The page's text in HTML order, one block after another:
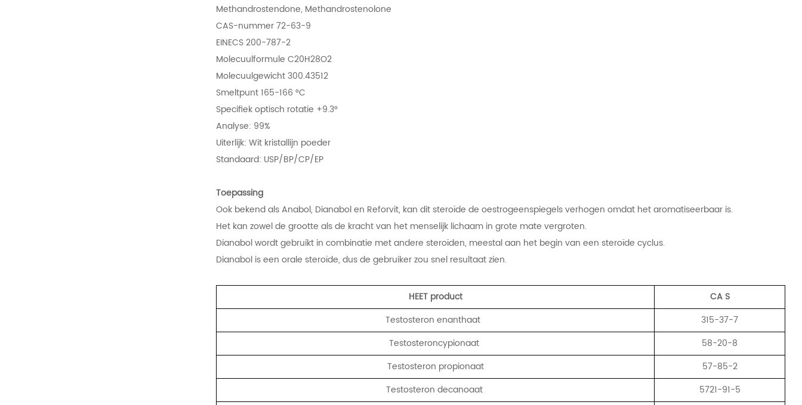
Methandrostendone, Methandrostenolone
CAS-nummer 72-63-9
EINECS 200-787-2
Molecuulformule C20H28O2
Molecuulgewicht 300.43512
Smeltpunt 165-166 °C
Specifiek optisch rotatie +9.3°
Analyse: 99%
Uiterlijk: Wit kristallijn poeder
Standaard: USP/BP/CP/EP
Toepassing
Ook bekend als Anabol, Dianabol en Reforvit, kan dit steroïde de oestrogeenspiegels verhogen omdat het aromatiseerbaar is.
Het kan zowel de grootte als de kracht van het menselijk lichaam in grote mate vergroten.
Dianabol wordt gebruikt in combinatie met andere steroïden, meestal aan het begin van een steroïde cyclus.
Dianabol is een orale steroïde, dus de gebruiker zou snel resultaat zien.
HEET product CA S
Testosteron enanthaat
315-37-7
Testosteroncypionaat
58-20-8
Testosteron propionaat
57-85-2
Testosteron decanoaat
5721-91-5